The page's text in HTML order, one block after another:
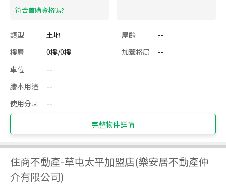
​符合首購資格嗎?
類型 土地 屋齡
--
樓層
0樓/0樓 加蓋格局
--
車位
--
謄本用途
--
使用分區
--
完整物件詳情
住商不動產-草屯太平加盟店(樂安居不動產仲
介有限公司)